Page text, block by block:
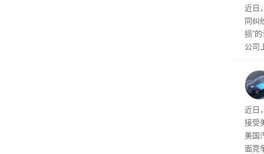
近日
同纠
损”
公司
事
给
近日
接受
美国
面竞